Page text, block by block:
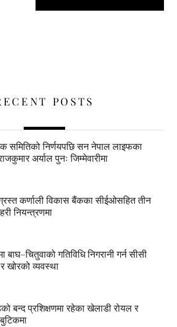
POSTS
समितिको निर्णयपछि सन नेपाल लाइफका
अर्याल पुनः जिम्मेवारीमा
कर्णाली विकास बैंकका सीईओसहित तीन
नियन्त्रणमा
बाघ–चितुवाको गतिविधि निगरानी गर्न सीसी
र खोरको व्यवस्था
बन्द प्रशिक्षणमा रहेका खेलाडी रोयल र